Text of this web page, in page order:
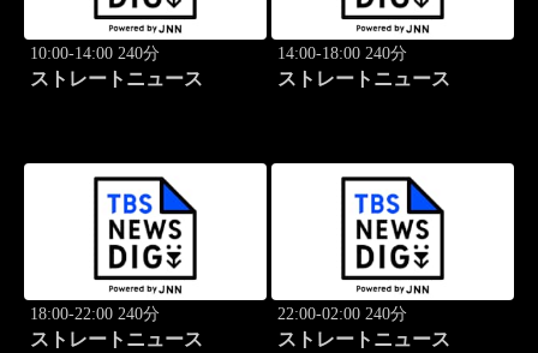
10:00-14:00 240分
ストレートニュース
14:00-18:00 240分
ストレートニュース
18:00-22:00 240分
ストレートニュース
22:00-02:00 240分
ストレートニュース